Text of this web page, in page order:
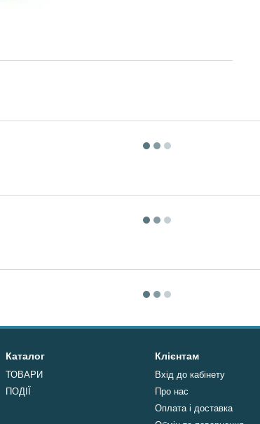
Каталог
ТОВАРИ
ПОДІЇ
Клієнтам
Вхід до кабінету
Про нас
Оплата і доставка